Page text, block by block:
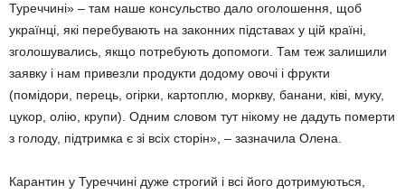
Туреччині» – там наше консуль­ство дало оголошення, щоб
українці, які перебувають на законних підставах у цій країні,
зголошувались, якщо потребують допомоги. Там теж залишили
заявку і нам привезли продукти додому овочі і фрукти
(помідори, перець, огірки, картоплю, моркву, банани, ківі, муку,
цукор, олію, крупи). Одним словом тут нікому не дадуть померти
з голо­ду, підтримка є зі всіх сторін», – зазначила Олена.
Карантин у Туреччині дуже строгий і всі його дотримуються,